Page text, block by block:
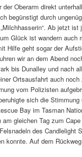
der Oberarm direkt
begünstigt durch
Ab jetzt ist
Glück ist wandern auch
Hilfe geht sogar der
wir an dem Abend
bis Dunalley und nach
Ortsausfahrt auch
vom Polizisten
sich die
Bay im Tasman
am gleichen Tag zum
des Candlelight
konnte. Auf dem